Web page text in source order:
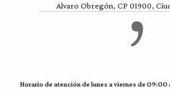
Alvaro Obregón, CP 01900,
Horario de atención de lunes a viernes de 09:00